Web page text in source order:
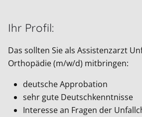
Ihr Profil:
Das sollten Sie als Assistenzarzt
Orthopädie (m/w/d) mitbringen:
deutsche Approbation
sehr gute Deutschkenntnisse
Interesse an Fragen der